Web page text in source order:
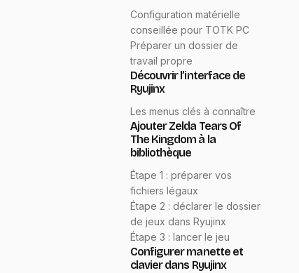
Configuration matérielle
conseillée pour TOTK PC
Préparer un dossier de
travail propre
Découvrir l’interface de
Ryujinx
Les menus clés à connaître
Ajouter Zelda Tears Of
The Kingdom à la
bibliothèque
Étape 1 : préparer vos
fichiers légaux
Étape 2 : déclarer le dossier
de jeux dans Ryujinx
Étape 3 : lancer le jeu
Configurer manette et
clavier dans Ryujinx